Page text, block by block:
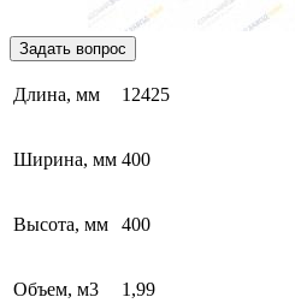
Задать вопрос
Длина, мм 12425
Ширина, мм 400
Высота, мм 400
Объем, м3 1,99